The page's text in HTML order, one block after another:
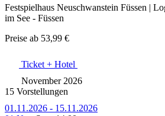
Festspielhaus Neuschwanstein Füssen |
im See - Füssen
Preise ab 53,99 €
Ticket + Hotel
November 2026
15 Vorstellungen
01.11.2026 - 15.11.2026